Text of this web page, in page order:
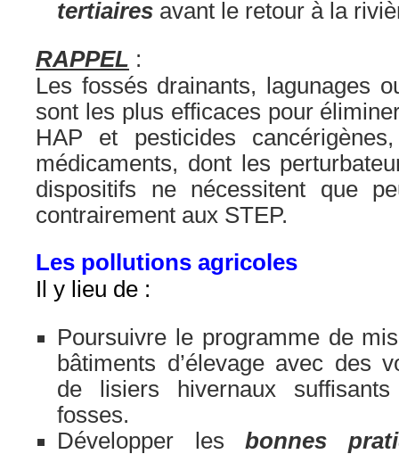
tertiaires avant le retour à la
RAPPEL :
Les fossés drainants, lagunages
sont les plus efficaces pour
HAP et pesticides
médicaments, dont les
dispositifs ne nécessitent que
contrairement aux STEP.
Les pollutions agricoles
Il y lieu de :
Poursuivre le programme de
bâtiments d’élevage avec des
de lisiers hivernaux
fosses.
Développer les bonnes